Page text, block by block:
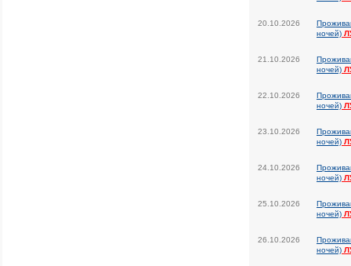
20.10.2026
ночей)
21.10.2026
ночей)
22.10.2026
ночей)
23.10.2026
ночей)
24.10.2026
ночей)
25.10.2026
ночей)
26.10.2026
ночей)